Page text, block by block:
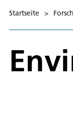
Startseite >